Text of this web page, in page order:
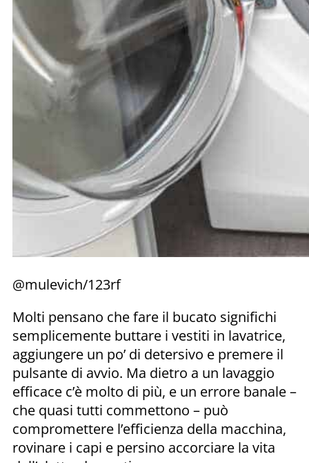
@mulevich/123rf
Molti pensano che fare il bucato significhi
semplicemente buttare i vestiti in lavatrice,
aggiungere un po’ di detersivo e premere il
pulsante di avvio. Ma dietro a un lavaggio
efficace c’è molto di più, e un errore banale –
che quasi tutti commettono – può
compromettere l’efficienza della macchina,
rovinare i capi e persino accorciare la vita